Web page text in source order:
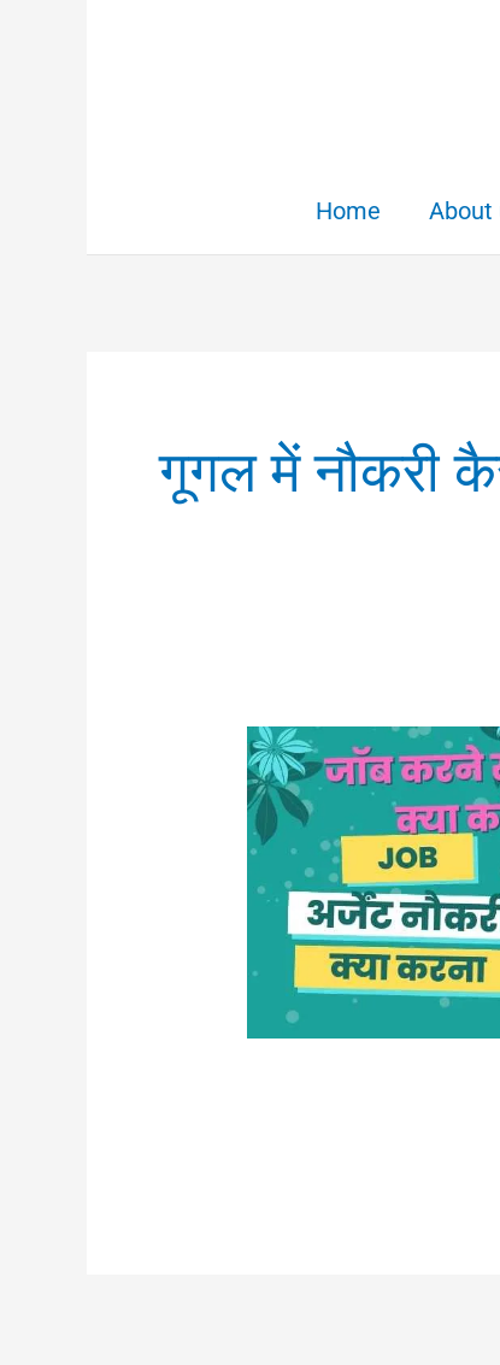
Home About
गूगल में नौकरी